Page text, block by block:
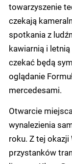
towarzyszenie
czekają
spotkania z
kawiarnią i
czekać będą
oglądanie
mercedesami.
Otwarcie
wynalezienia
roku. Z tej
przystanków